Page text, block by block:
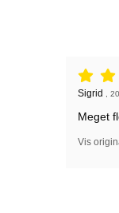
Sigrid ,
Meget
Vis